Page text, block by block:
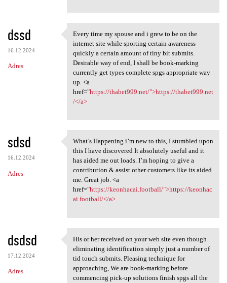
dssd
16.12.2024
Adres
Every time my spouse and i
Every time my spouse and i grew to be on the
internet site while sporting certain awareness
quickly a certain amount of tiny bit submits.
Desirable way of end, I shall be book-marking
currently get types complete spgs appropriate way
up. <a
href="https://thabet999.net/">https://thabet999.net
/</a>
sdsd
16.12.2024
Adres
What’s Happening i’m new to
What’s Happening i’m new to this, I stumbled upon
this I have discovered It absolutely useful and it
has aided me out loads. I’m hoping to give a
contribution & assist other customers like its aided
me. Great job. <a
href="https://keonhacai.football/">https://keonhac
ai.football/</a>
dsdsd
17.12.2024
Adres
His or her received on your
His or her received on your web site even though
eliminating identification simply just a number of
tid touch submits. Pleasing technique for
approaching, We are book-marking before
commencing pick-up solutions finish spgs all the